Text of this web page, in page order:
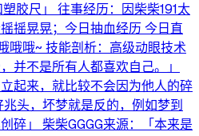
胶尺」 往事经历：因柴柴191太
摇晃晃；今日抽血经历 今日直
哦哦~ 技能剖析：高级动眼技术
并不是所有人都喜欢自己。」
起来，就比较不会因为他人的碎
头，坏梦就是反的，例如梦到
碎」 柴柴GGGG来源：「本来是